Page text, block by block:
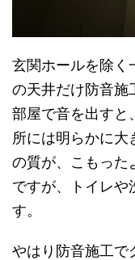
玄関ホールを除く
の天井だけ防音施
部屋で音を出すと
所には明らかに
の質が、こもった
ですが、トイレや
す。
やはり防音施工で